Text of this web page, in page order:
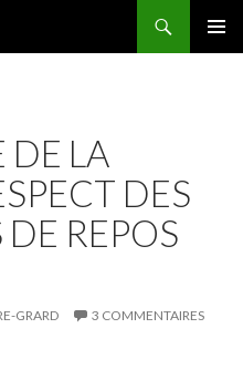
DE LA
DES
REPOS
GRARD 3 COMMENTAIRES